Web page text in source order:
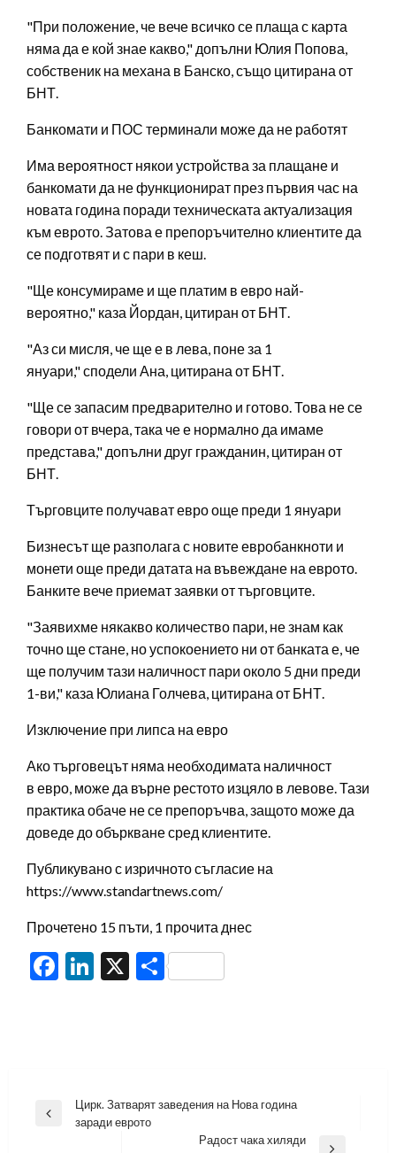
"При положение, че вече всичко се плаща с карта
няма да е кой знае какво," допълни Юлия Попова,
собственик на механа в Банско, също цитирана от
БНТ.
Банкомати и ПОС терминали може да не работят
Има вероятност някои устройства за плащане и
банкомати да не функционират през първия час на
новата година поради техническата актуализация
към еврото. Затова е препоръчително клиентите да
се подготвят и с пари в кеш.
"Ще консумираме и ще платим в евро най-
вероятно," каза Йордан, цитиран от БНТ.
"Аз си мисля, че ще е в лева, поне за 1
януари," сподели Ана, цитирана от БНТ.
"Ще се запасим предварително и готово. Това не се
говори от вчера, така че е нормално да имаме
представа," допълни друг гражданин, цитиран от
БНТ.
Търговците получават евро още преди 1 януари
Бизнесът ще разполага с новите евробанкноти и
монети още преди датата на въвеждане на еврото.
Банките вече приемат заявки от търговците.
"Заявихме някакво количество пари, не знам как
точно ще стане, но успокоението ни от банката е, че
ще получим тази наличност пари около 5 дни преди
1-ви," каза Юлиана Голчева, цитирана от БНТ.
Изключение при липса на евро
Ако търговецът няма необходимата наличност
в евро, може да върне рестото изцяло в левове. Тази
практика обаче не се препоръчва, защото може да
доведе до объркване сред клиентите.
Публикувано с изричното съгласие на
https://www.standartnews.com/
Прочетено 15 пъти, 1 прочита днес
Facebook
LinkedIn
X Share
Навигация
Previous
Цирк. Затварят заведения на Нова година
заради еврото
Радост чака хиляди